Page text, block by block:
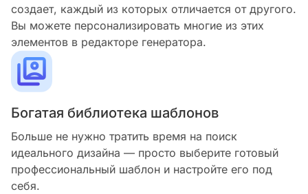
создает, каждый из которых отличается от другого.
Вы можете персонализировать многие из этих
элементов в редакторе генератора.
Богатая библиотека шаблонов
Больше не нужно тратить время на поиск
идеального дизайна — просто выберите готовый
профессиональный шаблон и настройте его под
себя.